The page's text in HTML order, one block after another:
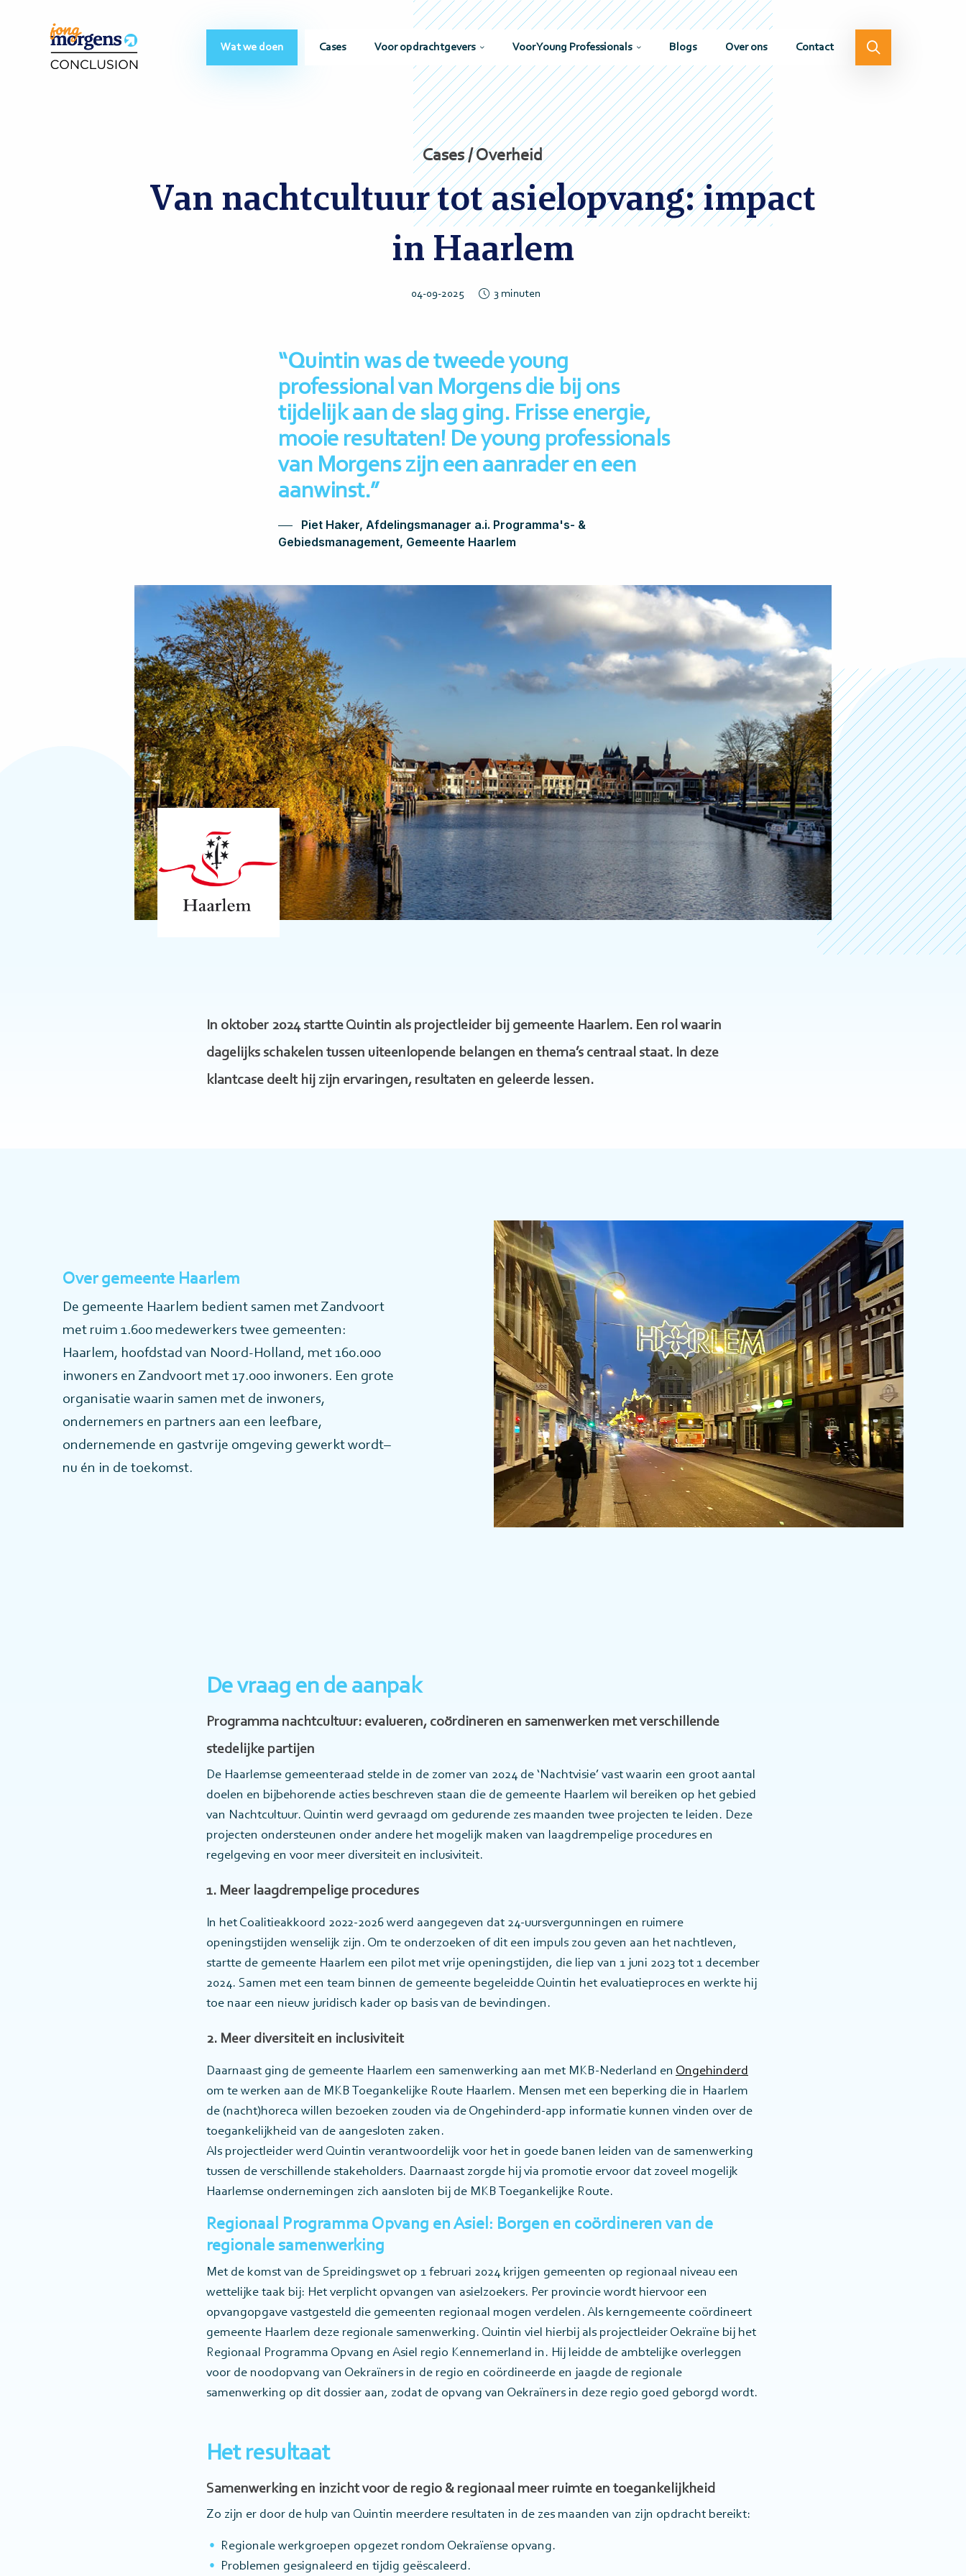
Wat we doen Cases Voor opdrachtgevers Voor Young Professionals Blogs Over ons Contact
Cases / Overheid
Van nachtcultuur tot asielopvang: impact
in Haarlem
04-09-2025 3 minuten
“Quintin was de tweede young
professional van Morgens die bij ons
tijdelijk aan de slag ging. Frisse energie,
mooie resultaten! De young professionals
van Morgens zijn een aanrader en een
aanwinst.”
Piet Haker, Afdelingsmanager a.i. Programma's- &
Gebiedsmanagement, Gemeente Haarlem
In oktober 2024 startte Quintin als projectleider bij gemeente Haarlem. Een rol waarin
dagelijks schakelen tussen uiteenlopende belangen en thema’s centraal staat. In deze
klantcase deelt hij zijn ervaringen, resultaten en geleerde lessen.
Over gemeente Haarlem
De gemeente Haarlem bedient samen met Zandvoort
met ruim 1.600 medewerkers twee gemeenten:
Haarlem, hoofdstad van Noord-Holland, met 160.000
inwoners en Zandvoort met 17.000 inwoners. Een grote
organisatie waarin samen met de inwoners,
ondernemers en partners aan een leefbare,
ondernemende en gastvrije omgeving gewerkt wordt–
nu én in de toekomst.
De vraag en de aanpak
Programma nachtcultuur: evalueren, coördineren en samenwerken met verschillende
stedelijke partijen
De Haarlemse gemeenteraad stelde in de zomer van 2024 de ‘Nachtvisie’ vast waarin een groot aantal
doelen en bijbehorende acties beschreven staan die de gemeente Haarlem wil bereiken op het gebied
van Nachtcultuur. Quintin werd gevraagd om gedurende zes maanden twee projecten te leiden. Deze
projecten ondersteunen onder andere het mogelijk maken van laagdrempelige procedures en
regelgeving en voor meer diversiteit en inclusiviteit.
1. Meer laagdrempelige procedures
In het Coalitieakkoord 2022-2026 werd aangegeven dat 24-uursvergunningen en ruimere
openingstijden wenselijk zijn. Om te onderzoeken of dit een impuls zou geven aan het nachtleven,
startte de gemeente Haarlem een pilot met vrije openingstijden, die liep van 1 juni 2023 tot 1 december
2024. Samen met een team binnen de gemeente begeleidde Quintin het evaluatieproces en werkte hij
toe naar een nieuw juridisch kader op basis van de bevindingen.
2. Meer diversiteit en inclusiviteit
Daarnaast ging de gemeente Haarlem een samenwerking aan met MKB-Nederland en Ongehinderd
om te werken aan de MKB Toegankelijke Route Haarlem. Mensen met een beperking die in Haarlem
de (nacht)horeca willen bezoeken zouden via de Ongehinderd-app informatie kunnen vinden over de
toegankelijkheid van de aangesloten zaken.
Als projectleider werd Quintin verantwoordelijk voor het in goede banen leiden van de samenwerking
tussen de verschillende stakeholders. Daarnaast zorgde hij via promotie ervoor dat zoveel mogelijk
Haarlemse ondernemingen zich aansloten bij de MKB Toegankelijke Route.
Regionaal Programma Opvang en Asiel: Borgen en coördineren van de
regionale samenwerking
Met de komst van de Spreidingswet op 1 februari 2024 krijgen gemeenten op regionaal niveau een
wettelijke taak bij: Het verplicht opvangen van asielzoekers. Per provincie wordt hiervoor een
opvangopgave vastgesteld die gemeenten regionaal mogen verdelen. Als kerngemeente coördineert
gemeente Haarlem deze regionale samenwerking. Quintin viel hierbij als projectleider Oekraïne bij het
Regionaal Programma Opvang en Asiel regio Kennemerland in. Hij leidde de ambtelijke overleggen
voor de noodopvang van Oekraïners in de regio en coördineerde en jaagde de regionale
samenwerking op dit dossier aan, zodat de opvang van Oekraïners in deze regio goed geborgd wordt.
Het resultaat
Samenwerking en inzicht voor de regio & regionaal meer ruimte en toegankelijkheid
Zo zijn er door de hulp van Quintin meerdere resultaten in de zes maanden van zijn opdracht bereikt:
Regionale werkgroepen opgezet rondom Oekraïense opvang.
Problemen gesignaleerd en tijdig geëscaleerd.